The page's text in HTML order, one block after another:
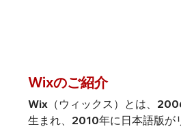
Wixのご紹介
Wix（ウィックス）とは、
生まれ、2010年に日本語版が